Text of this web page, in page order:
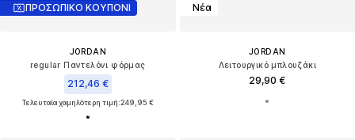
ΠΡΟΣΩΠΙΚΟ ΚΟΥΠΟΝΙ
JORDAN
regular Παντελόνι φόρμας
212,46 €
Τελευταία χαμηλότερη τιμή:249,95 €
Νέα
JORDAN
Λειτουργικό μπλουζάκι
29,90 €